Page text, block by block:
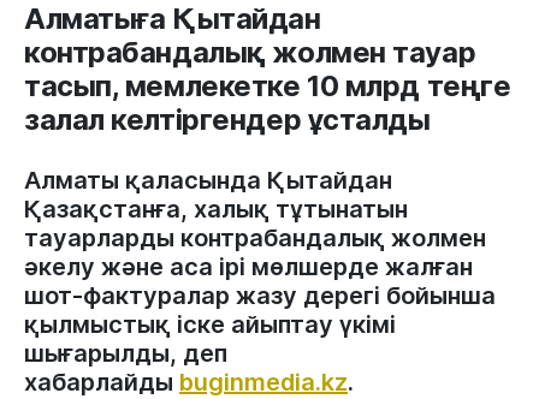
Алматыға Қытайдан
контрабандалық жолмен тауар
тасып, мемлекетке 10 млрд теңге
залал келтіргендер ұсталды
Алматы қаласында Қытайдан
Қазақстанға, халық тұтынатын
тауарларды контрабандалық жолмен
әкелу және аса ірі мөлшерде жалған
шот-фактуралар жазу дерегі бойынша
қылмыстық іске айыптау үкімі
шығарылды, деп
хабарлайды buginmedia.kz.